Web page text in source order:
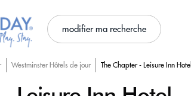
modifier ma recherche
Westminster Hôtels de jour The Chapter - Leisure Inn Hotel